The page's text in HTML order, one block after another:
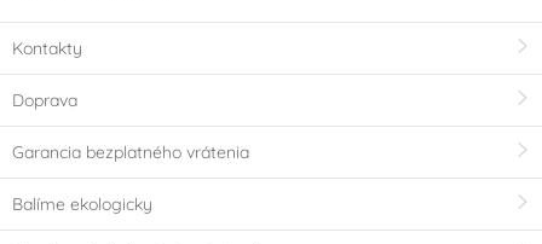
Kontakty
Doprava
Garancia bezplatného vrátenia
Balíme ekologicky